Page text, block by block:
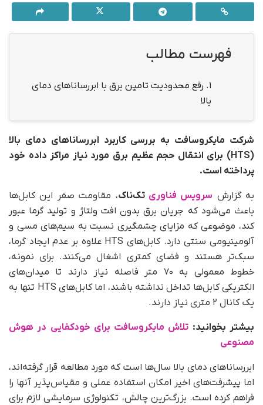
فهرست مطالب
1. رفع محدودیت تامین برق با ابررساناهای دمای
بالا
شرکت مایکروسافت به بررسی کاربرد ابررساناهای دمای بالا
(HTS) برای انتقال حجم عظیم برق مورد نیاز مراکز داده خود
پرداخته است.
به گزارش سرویس فناوری تک‌ناک، مقاومت صفر این کابل‌ها
باعث می‌شود که جریان برق بدون افت ولتاژ و تولید گرما عبور
کند، موضوعی که مزایای چشمگیری نسبت به سیم‌های مسی و
آلومینیومی سنتی دارد. کابل‌های HTS علاوه بر عدم ایجاد گرما،
سبک‌تر هستند و فضای کمتری اشغال می‌کنند. برای نمونه،
خطوط معمولی به ۷۰ متر فاصله نیاز دارند تا میدان‌های
الکتریکی کابل‌ها تداخل نداشته باشند، اما کابل‌های HTS تنها به
یک کانال ۲ متری نیاز دارند.
بیشتر بخوانید: تلاش مایکروسافت برای خودکفایی در هوش
مصنوعی
ابررساناهای دمای بالا سال‌ها است که مورد مطالعه قرار گرفته‌اند،
اما پیشرفت‌های اخیر امکان استفاده عملی و مقیاس‌پذیر آنها را
فراهم کرده است. بزرگ‌ترین چالش، تکنولوژی سرمایشی لازم برای